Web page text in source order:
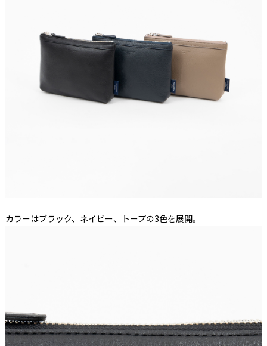
カラーはブラック、ネイビー、トープの3色を展開。